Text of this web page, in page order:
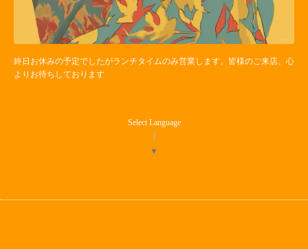
終日お休みの予定でしたがランチタイムのみ営業します。皆様のご来店、心
よりお待ちしております
Select Language
▼